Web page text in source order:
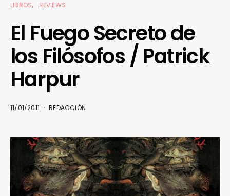
LIBROS REVIEWS
El Fuego Secreto de
los Filósofos / Patrick
Harpur
11/01/2011 REDACCIÓN